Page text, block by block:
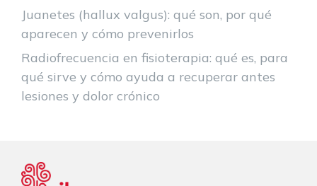
Juanetes (hallux valgus): qué son, por qué
aparecen y cómo prevenirlos
Radiofrecuencia en fisioterapia: qué es, para
qué sirve y cómo ayuda a recuperar antes
lesiones y dolor crónico